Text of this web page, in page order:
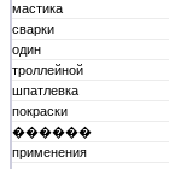
мастика
сварки
один
троллейной
шпатлевка
покраски
������
применения